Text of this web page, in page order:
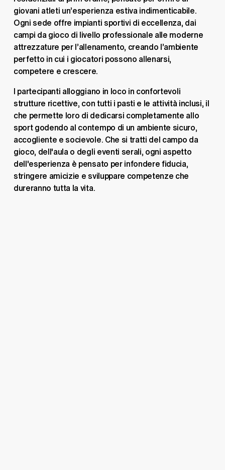
giovani atleti un’esperienza estiva indimenticabile.
Ogni sede offre impianti sportivi di eccellenza, dai
campi da gioco di livello professionale alle moderne
attrezzature per l’allenamento, creando l’ambiente
perfetto in cui i giocatori possono allenarsi,
competere e crescere.
I partecipanti alloggiano in loco in confortevoli
strutture ricettive, con tutti i pasti e le attività inclusi, il
che permette loro di dedicarsi completamente allo
sport godendo al contempo di un ambiente sicuro,
accogliente e socievole. Che si tratti del campo da
gioco, dell'aula o degli eventi serali, ogni aspetto
dell'esperienza è pensato per infondere fiducia,
stringere amicizie e sviluppare competenze che
dureranno tutta la vita.